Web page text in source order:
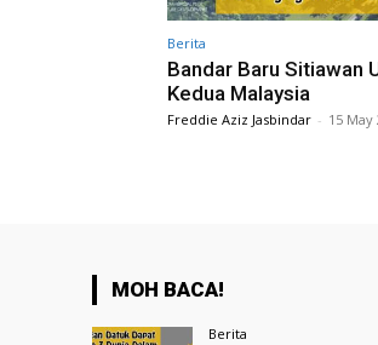
Berita
Bandar Baru Sitiawan
Kedua Malaysia
Freddie Aziz Jasbindar - 15 May
MOH BACA!
Berita